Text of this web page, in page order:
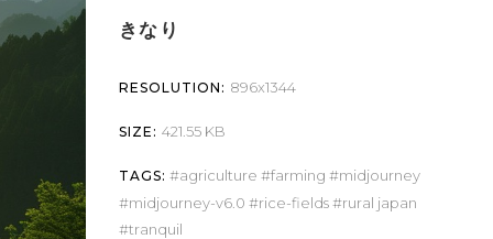
きなり
RESOLUTION: 896x1344
SIZE: 421.55 KB
TAGS: agriculture farming
midjourney
midjourney-v6.0
rice-fields
rural japan
tranquil